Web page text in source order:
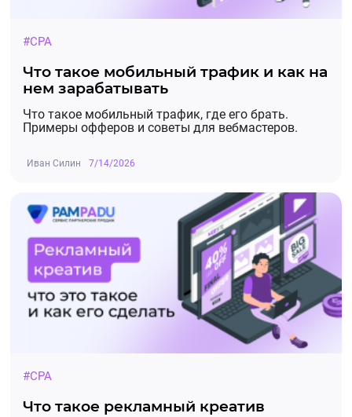
#CPA
Что такое мобильный трафик и как на
нем зарабатывать
Что такое мобильный трафик, где его брать.
Примеры офферов и советы для вебмастеров.
Иван Силин 7/14/2026
#CPA
Что такое рекламный креатив